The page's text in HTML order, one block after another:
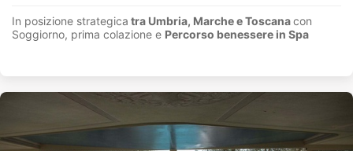
In posizione strategica tra Umbria, Marche e Toscanacon
Soggiorno, prima colazione e Percorso benessere in Spa